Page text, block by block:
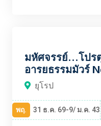
มหัศจรรย์...โปร
อารยธรรมมัวร์
ยุโรป
พฤ. 31 ธ.ค. 69-9/ ม.ค. 43